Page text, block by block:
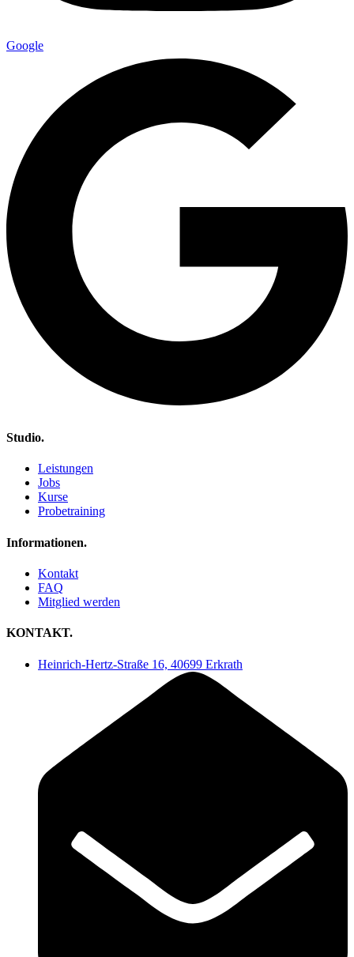
Google
Studio.
Leistungen
Jobs
Kurse
Probetraining
Informationen.
Kontakt
FAQ
Mitglied werden
KONTAKT.
Heinrich-Hertz-Straße 16, 40699 Erkrath